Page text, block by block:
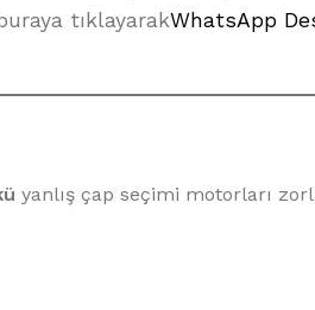
tıklayarakWhatsApp
yanlış çap seçimi motorları